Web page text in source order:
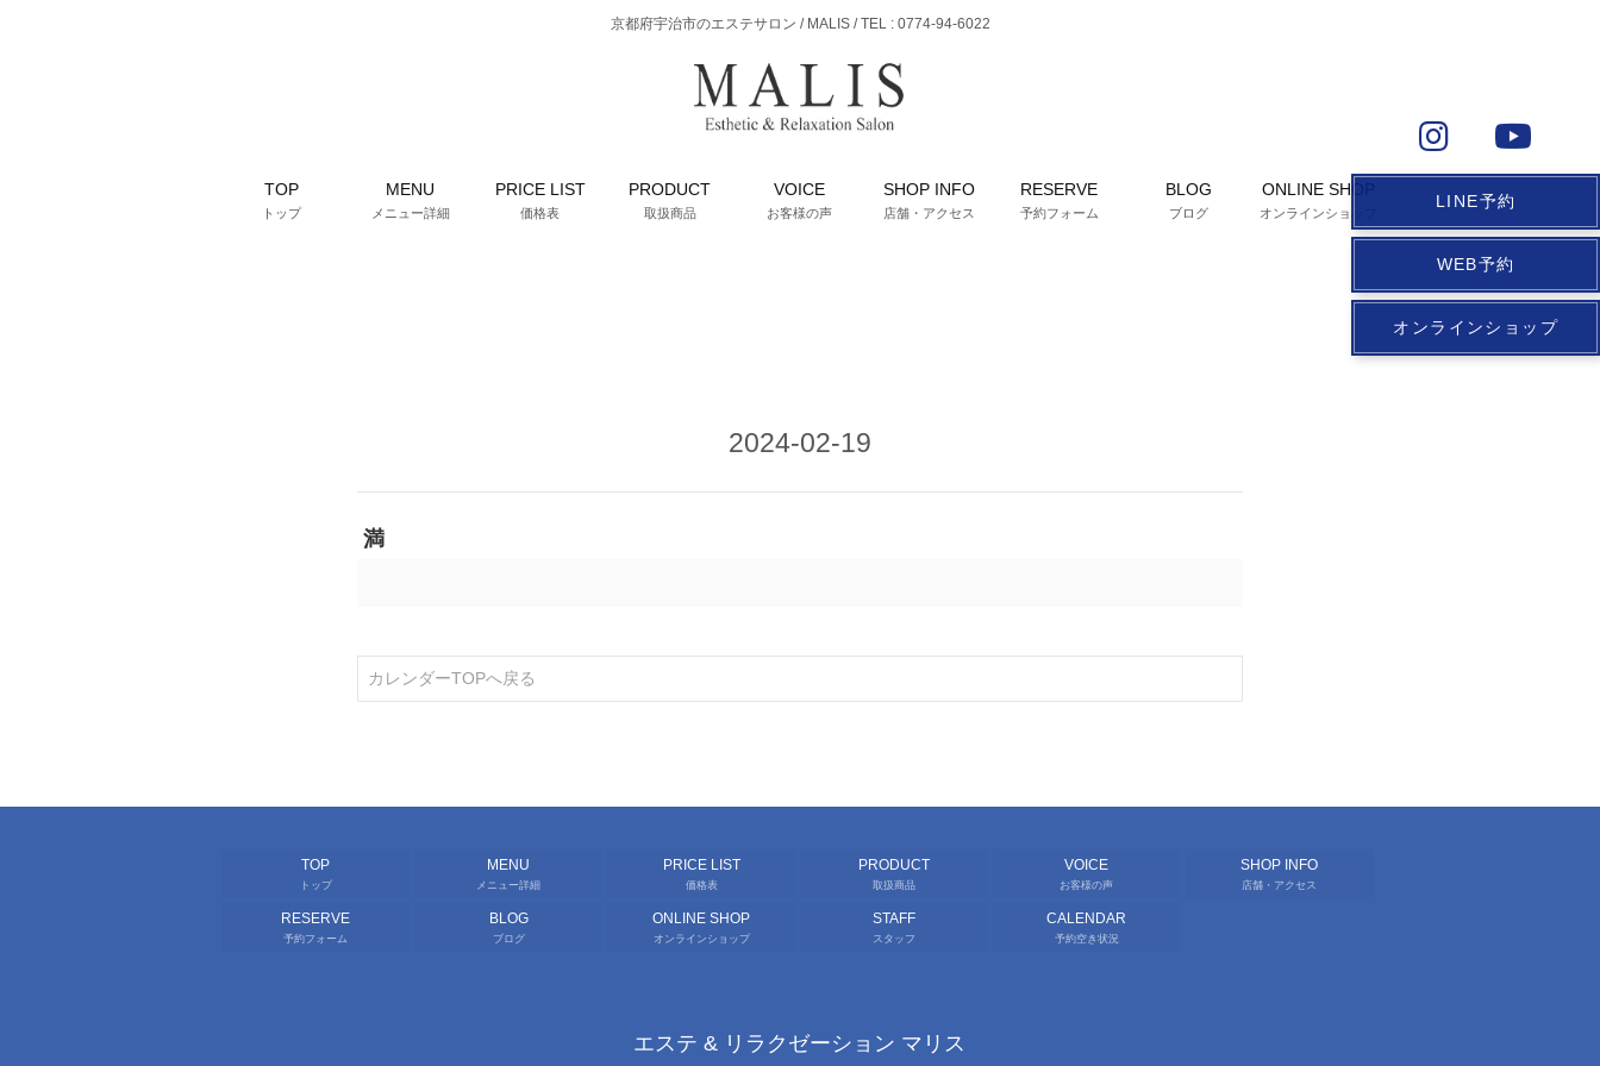
京都府宇治市のエステサロン / MALIS / TEL : 0774-94-6022
TOP
トップ
MENU
メニュー詳細
PRICE LIST
価格表
PRODUCT
取扱商品
VOICE
お客様の声
SHOP INFO
店舗・アクセス
RESERVE
予約フォーム
BLOG
ブログ
ONLINE SHOP
オンラインショップ
2024-02-19
満
カレンダーTOPへ戻る
TOP
トップ
MENU
メニュー詳細
PRICE LIST
価格表
PRODUCT
取扱商品
VOICE
お客様の声
SHOP INFO
店舗・アクセス
RESERVE
予約フォーム
BLOG
ブログ
ONLINE SHOP
オンラインショップ
STAFF
スタッフ
CALENDAR
予約空き状況
エステ & リラクゼーション マリス
LINE予約
WEB予約
オンラインショップ